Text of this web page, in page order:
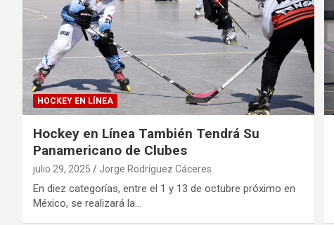
HOCKEY EN LÍNEA
Hockey en Línea También Tendrá Su
Panamericano de Clubes
julio 29, 2025 Jorge Rodríguez Cáceres
En diez categorías, entre el 1 y 13 de octubre próximo en
México, se realizará la…